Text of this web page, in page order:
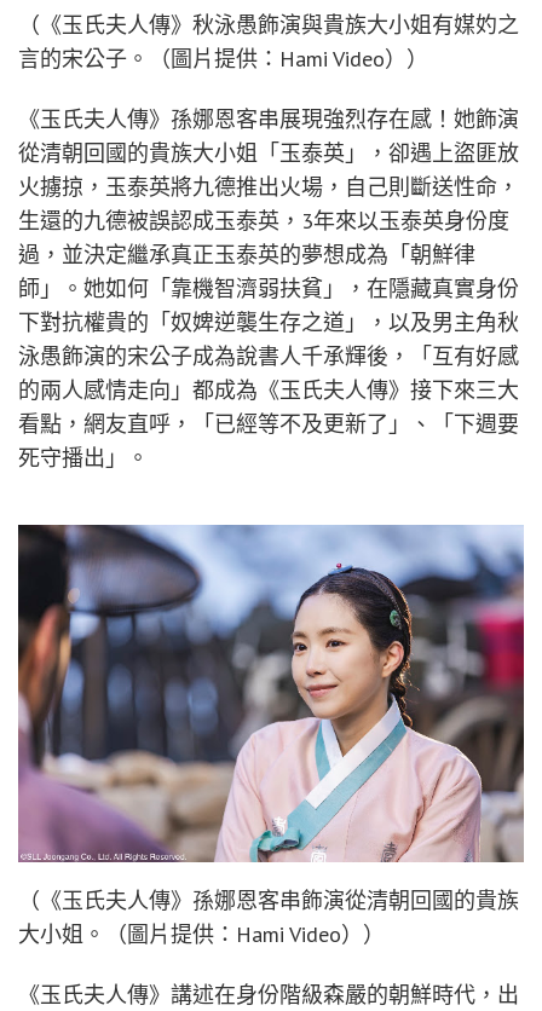
（《玉氏夫人傳》秋泳愚飾演與貴族大小姐有媒妁之
言的宋公子。（圖片提供：Hami Video））
《玉氏夫人傳》孫娜恩客串展現強烈存在感！她飾演
從清朝回國的貴族大小姐「玉泰英」，卻遇上盜匪放
火擄掠，玉泰英將九德推出火場，自己則斷送性命，
生還的九德被誤認成玉泰英，3年來以玉泰英身份度
過，並決定繼承真正玉泰英的夢想成為「朝鮮律
師」。她如何「靠機智濟弱扶貧」，在隱藏真實身份
下對抗權貴的「奴婢逆襲生存之道」，以及男主角秋
泳愚飾演的宋公子成為說書人千承輝後，「互有好感
的兩人感情走向」都成為《玉氏夫人傳》接下來三大
看點，網友直呼，「已經等不及更新了」、「下週要
死守播出」。
（《玉氏夫人傳》孫娜恩客串飾演從清朝回國的貴族
大小姐。（圖片提供：Hami Video））
《玉氏夫人傳》講述在身份階級森嚴的朝鮮時代，出